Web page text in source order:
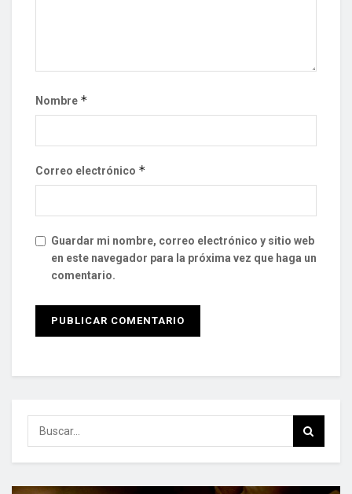
Nombre *
Correo electrónico *
Guardar mi nombre, correo electrónico y sitio web
en este navegador para la próxima vez que haga un
comentario.